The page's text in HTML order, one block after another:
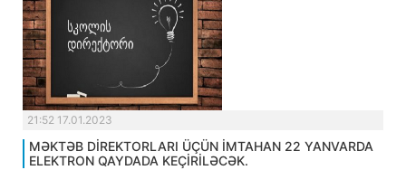
21:52 17.01.2023
MƏKTƏB DİREKTORLARI ÜÇÜN İMTAHAN 22 YANVARDA
ELEKTRON QAYDADA KEÇİRİLƏCƏK.